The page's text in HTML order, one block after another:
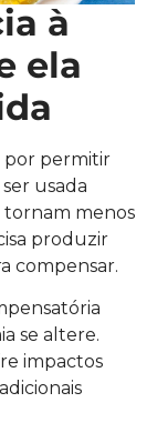
à
ela
por permitir
usada
tornam menos
produzir
compensar.
se altere.
impactos